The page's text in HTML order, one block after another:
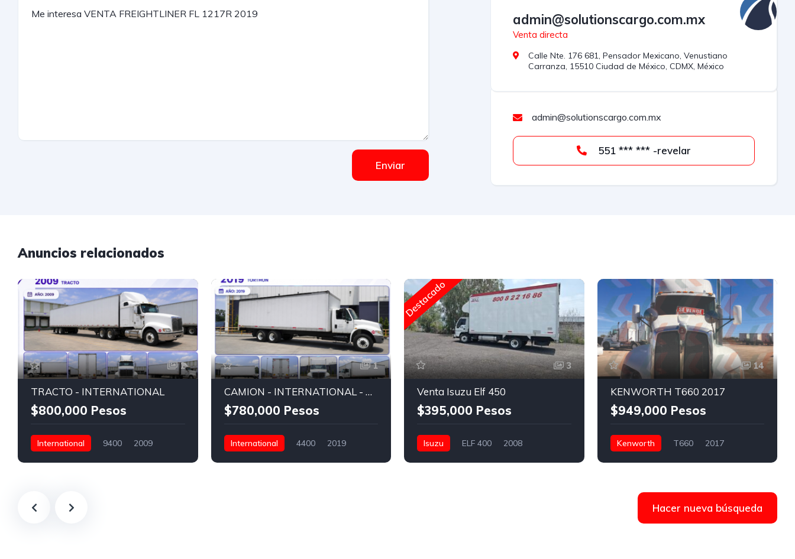
Enviar
admin@solutionscargo.com.mx
Venta directa
Calle Nte. 176 681, Pensador Mexicano, Venustiano
Carranza, 15510 Ciudad de México, CDMX, México
admin@solutionscargo.com.mx
551 *** *** -revelar
Anuncios relacionados
1
TRACTO - INTERNATIONAL
$800,000 Pesos
International 9400
2009
1
CAMION - INTERNATIONAL - CAJA SECA
$780,000 Pesos
International 4400
2019
Destacado
3
Venta Isuzu Elf 450
$395,000 Pesos
Isuzu ELF 400
2008
14
KENWORTH T660 2017
$949,000 Pesos
Kenworth T660
2017
C. Ninguno 894, 21383 Mexicali, B.C.,
Hacer nueva búsqueda